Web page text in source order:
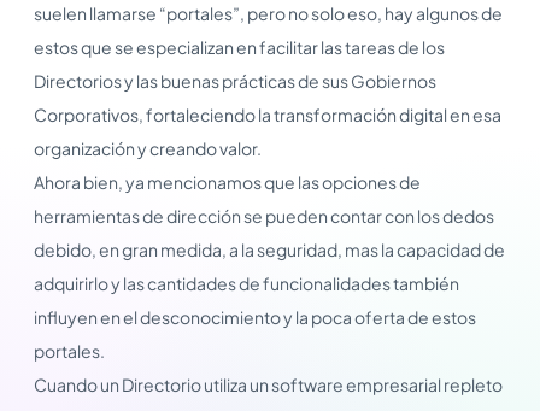
suelen llamarse “portales”, pero no solo eso, hay algunos de
estos que se especializan en facilitar las tareas de los
Directorios y las buenas prácticas de sus Gobiernos
Corporativos, fortaleciendo la transformación digital en esa
organización y creando valor.
Ahora bien, ya mencionamos que las opciones de
herramientas de dirección se pueden contar con los dedos
debido, en gran medida, a la seguridad, mas la capacidad de
adquirirlo y las cantidades de funcionalidades también
influyen en el desconocimiento y la poca oferta de estos
portales.
Cuando un Directorio utiliza un software empresarial repleto